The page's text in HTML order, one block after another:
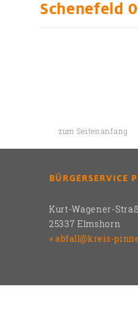
Schenefeld
zum Seitenanfang
BÜRGERSERVICE
Kurt-Wagener-
25337 Elmshorn
abfall@kreis-